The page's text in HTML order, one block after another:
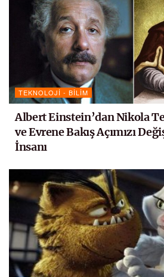
TEKNOLOJI - BILIM
Albert Einstein’dan Nikola
ve Evrene Bakış Açımızı
İnsanı